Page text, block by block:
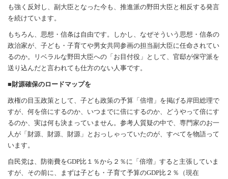
も強く反対し、副大臣となった今も、推進派の野田大臣と相反する発言
を続けています。
もちろん、思想・信条は自由です。しかし、なぜそういう思想・信条の
政治家が、子ども・子育てや男女共同参画の担当副大臣に任命されてい
るのか。リベラルな野田大臣への「お目付役」として、官邸が保守派を
送り込んだと言われても仕方のない人事です。
■財源確保のロードマップを
政権の目玉政策として、子ども政策の予算「倍増」を掲げる岸田総理で
すが、何を倍にするのか、いつまでに倍にするのか、どうやって倍にす
るのか、実は何も決まっていません。参考人質疑の中で、専門家のお一
人が「財源、財源、財源」とおっしゃっていたのが、すべてを物語って
います。
自民党は、防衛費をGDP比１％から２％に「倍増」すると主張していま
すが、その前に、まずは子ども・子育て予算のGDP比２％（現在